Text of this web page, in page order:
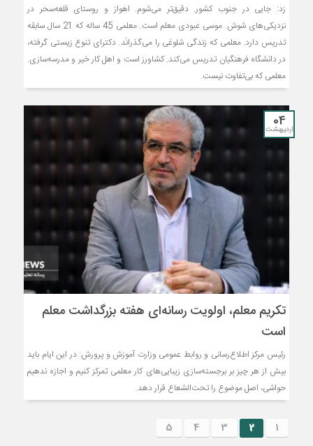
زد: جایی در جنوب کشور. دقیق‌تر می‌شوم. اهواز و روستای قلعه‌سحر در
نزدیکی‌های شوش. موسی عبودی معلم است. معلمی 45 ساله که 21 سال سابقه
تدریس دارد. معلمی که زندگی شلوغی را می‌گذرانَد. دکترای تنوع زیستی گرفته،
در دانشگاه فرهنگیان تدریس می‌کند. کشاورز است و اهل کار خیر و مدرسه‌سازی.
معلمی که بی‌تفاوت نیست.
04
اردیبهشت
تکریم معلم، اولویت رسانه‌ای هفته بزرگداشت معلم
است
رئیس مرکز اطلاع‌رسانی و روابط عمومی وزارت آموزش و پرورش: در این ایام باید
بیش از هر چیز بر برجسته‌سازی زیبایی‌های کار معلمی تمرکز کنیم و اجازه ندهیم
حواشی، اصل موضوع را تحت‌الشعاع قرار دهد.
1
2
3
4
5